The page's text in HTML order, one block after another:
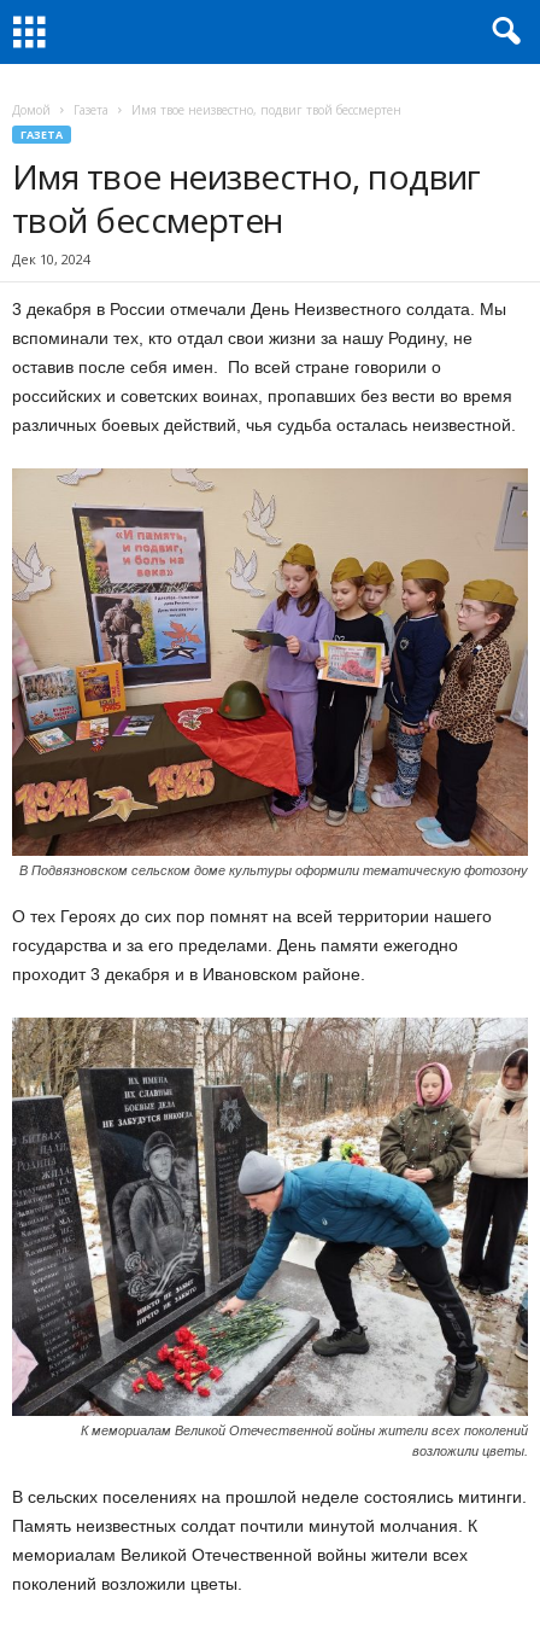
Домой Газета Имя твое неизвестно, подвиг твой бессмертен
ГАЗЕТА
Имя твое неизвестно, подвиг
твой бессмертен
Дек 10, 2024
3 декабря в России отмечали День Неизвестного солдата. Мы
вспоминали тех, кто отдал свои жизни за нашу Родину, не
оставив после себя имен. По всей стране говорили о
российских и советских воинах, пропавших без вести во время
различных боевых действий, чья судьба осталась неизвестной.
В Подвязновском сельском доме культуры оформили тематическую фотозону
О тех Героях до сих пор помнят на всей территории нашего
государства и за его пределами. День памяти ежегодно
проходит 3 декабря и в Ивановском районе.
К мемориалам Великой Отечественной войны жители всех поколений
возложили цветы.
В сельских поселениях на прошлой неделе состоялись митинги.
Память неизвестных солдат почтили минутой молчания. К
мемориалам Великой Отечественной войны жители всех
поколений возложили цветы.